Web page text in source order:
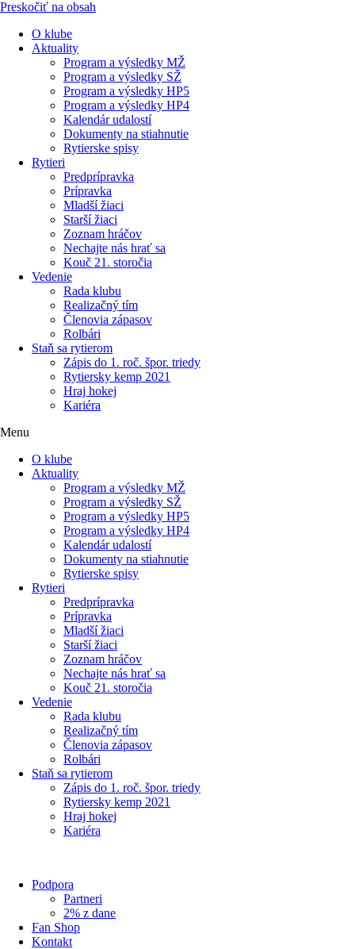
Preskočiť na obsah
O klube
Aktuality
Program a výsledky MŽ
Program a výsledky SŽ
Program a výsledky HP5
Program a výsledky HP4
Kalendár udalostí
Dokumenty na stiahnutie
Rytierske spisy
Rytieri
Predprípravka
Prípravka
Mladší žiaci
Starší žiaci
Zoznam hráčov
Nechajte nás hrať sa
Kouč 21. storočia
Vedenie
Rada klubu
Realizačný tím
Členovia zápasov
Rolbári
Staň sa rytierom
Zápis do 1. roč. špor. triedy
Rytiersky kemp 2021
Hraj hokej
Kariéra
Menu
O klube
Aktuality
Program a výsledky MŽ
Program a výsledky SŽ
Program a výsledky HP5
Program a výsledky HP4
Kalendár udalostí
Dokumenty na stiahnutie
Rytierske spisy
Rytieri
Predprípravka
Prípravka
Mladší žiaci
Starší žiaci
Zoznam hráčov
Nechajte nás hrať sa
Kouč 21. storočia
Vedenie
Rada klubu
Realizačný tím
Členovia zápasov
Rolbári
Staň sa rytierom
Zápis do 1. roč. špor. triedy
Rytiersky kemp 2021
Hraj hokej
Kariéra
Podpora
Partneri
2% z dane
Fan Shop
Kontakt